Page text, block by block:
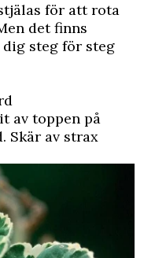
för att rota
det finns
steg för steg
av toppen på
Skär av strax